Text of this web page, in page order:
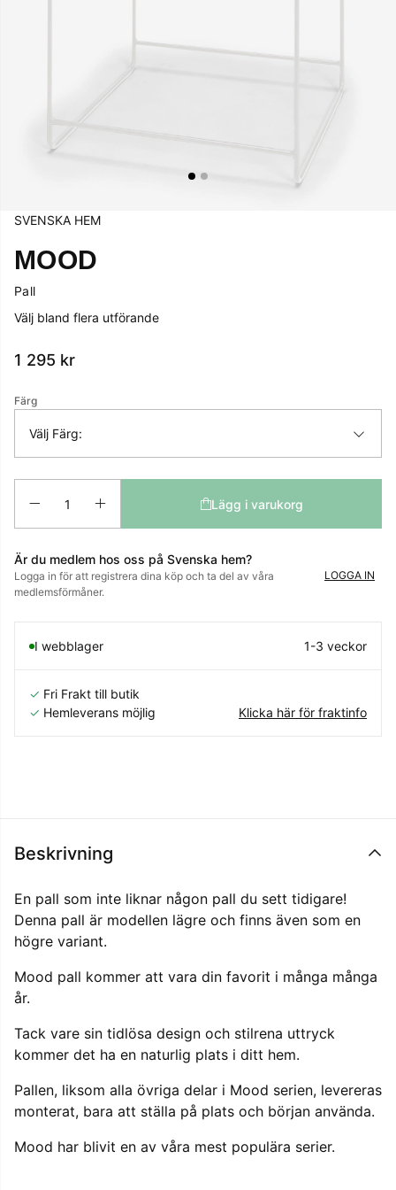
SVENSKA HEM
MOOD
Pall
Välj bland flera utförande
1 295 kr
Färg
Välj Färg:
Lägg i varukorg
Är du medlem hos oss på Svenska hem?
Logga in för att registrera dina köp och ta del av våra
medlemsförmåner.
LOGGA IN
I webblager 1-3 veckor
✓ Fri Frakt till butik
✓ Hemleverans möjlig Klicka här för fraktinfo
Beskrivning
En pall som inte liknar någon pall du sett tidigare!
Denna pall är modellen lägre och finns även som en
högre variant.
Mood pall kommer att vara din favorit i många många
år.
Tack vare sin tidlösa design och stilrena uttryck
kommer det ha en naturlig plats i ditt hem.
Pallen, liksom alla övriga delar i Mood serien, levereras
monterat, bara att ställa på plats och början använda.
Mood har blivit en av våra mest populära serier.